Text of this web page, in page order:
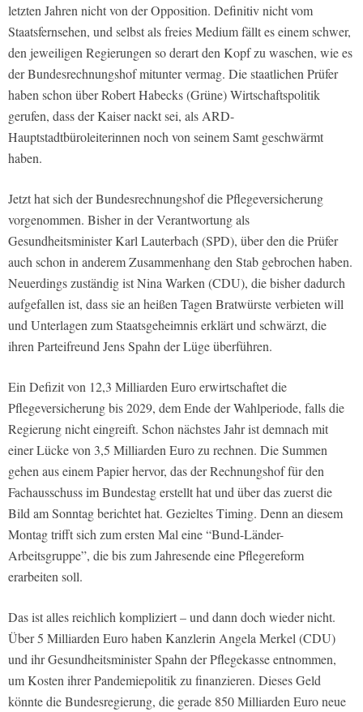
letzten Jahren nicht von der Opposition. Definitiv nicht vom
Staatsfernsehen, und selbst als freies Medium fällt es einem schwer,
den jeweiligen Regierungen so derart den Kopf zu waschen, wie es
der Bundesrechnungshof mitunter vermag. Die staatlichen Prüfer
haben schon über Robert Habecks (Grüne) Wirtschaftspolitik
gerufen, dass der Kaiser nackt sei, als ARD-
Hauptstadtbüroleiterinnen noch von seinem Samt geschwärmt
haben.
Jetzt hat sich der Bundesrechnungshof die Pflegeversicherung
vorgenommen. Bisher in der Verantwortung als
Gesundheitsminister Karl Lauterbach (SPD), über den die Prüfer
auch schon in anderem Zusammenhang den Stab gebrochen haben.
Neuerdings zuständig ist Nina Warken (CDU), die bisher dadurch
aufgefallen ist, dass sie an heißen Tagen Bratwürste verbieten will
und Unterlagen zum Staatsgeheimnis erklärt und schwärzt, die
ihren Parteifreund Jens Spahn der Lüge überführen.
Ein Defizit von 12,3 Milliarden Euro erwirtschaftet die
Pflegeversicherung bis 2029, dem Ende der Wahlperiode, falls die
Regierung nicht eingreift. Schon nächstes Jahr ist demnach mit
einer Lücke von 3,5 Milliarden Euro zu rechnen. Die Summen
gehen aus einem Papier hervor, das der Rechnungshof für den
Fachausschuss im Bundestag erstellt hat und über das zuerst die
Bild am Sonntag berichtet hat. Gezieltes Timing. Denn an diesem
Montag trifft sich zum ersten Mal eine “Bund-Länder-
Arbeitsgruppe”, die bis zum Jahresende eine Pflegereform
erarbeiten soll.
Das ist alles reichlich kompliziert – und dann doch wieder nicht.
Über 5 Milliarden Euro haben Kanzlerin Angela Merkel (CDU)
und ihr Gesundheitsminister Spahn der Pflegekasse entnommen,
um Kosten ihrer Pandemiepolitik zu finanzieren. Dieses Geld
könnte die Bundesregierung, die gerade 850 Milliarden Euro neue